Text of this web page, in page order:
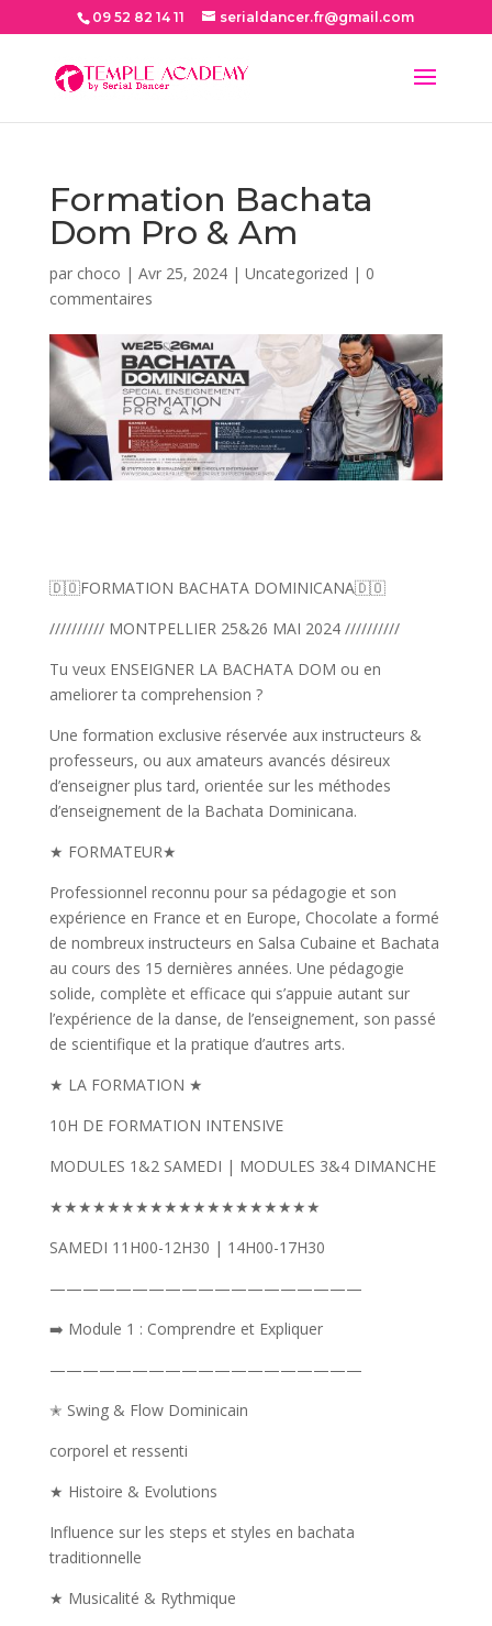
09 52 82 14 11 serialdancer.fr@gmail.com
Formation Bachata
Dom Pro & Am
par choco | Avr 25, 2024| Uncategorized | 0
commentaires
🇩🇴FORMATION BACHATA DOMINICANA🇩🇴
////////// MONTPELLIER 25&26 MAI 2024 //////////
Tu veux ENSEIGNER LA BACHATA DOM ou en
ameliorer ta comprehension ?
Une formation exclusive réservée aux instructeurs &
professeurs, ou aux amateurs avancés désireux
d’enseigner plus tard, orientée sur les méthodes
d’enseignement de la Bachata Dominicana.
★ FORMATEUR★
Professionnel reconnu pour sa pédagogie et son
expérience en France et en Europe, Chocolate a formé
de nombreux instructeurs en Salsa Cubaine et Bachata
au cours des 15 dernières années. Une pédagogie
solide, complète et efficace qui s’appuie autant sur
l’expérience de la danse, de l’enseignement, son passé
de scientifique et la pratique d’autres arts.
★ LA FORMATION ★
10H DE FORMATION INTENSIVE
MODULES 1&2 SAMEDI | MODULES 3&4 DIMANCHE
★★★★★★★★★★★★★★★★★★★
SAMEDI 11H00-12H30 | 14H00-17H30
———————————————————
➡️ Module 1 : Comprendre et Expliquer
———————————————————
✭ Swing & Flow Dominicain
corporel et ressenti
★ Histoire & Evolutions
Influence sur les steps et styles en bachata
traditionnelle
★ Musicalité & Rythmique